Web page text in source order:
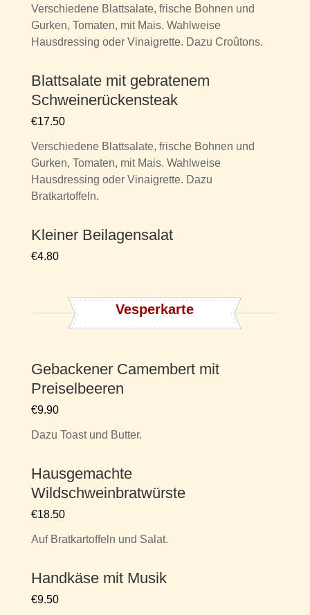
Verschiedene Blattsalate, frische Bohnen und
Gurken, Tomaten, mit Mais. Wahlweise
Hausdressing oder Vinaigrette. Dazu Croûtons.
Blattsalate mit gebratenem
Schweinerückensteak
€17.50
Verschiedene Blattsalate, frische Bohnen und
Gurken, Tomaten, mit Mais. Wahlweise
Hausdressing oder Vinaigrette. Dazu
Bratkartoffeln.
Kleiner Beilagensalat
€4.80
Vesperkarte
Gebackener Camembert mit
Preiselbeeren
€9.90
Dazu Toast und Butter.
Hausgemachte
Wildschweinbratwürste
€18.50
Auf Bratkartoffeln und Salat.
Handkäse mit Musik
€9.50